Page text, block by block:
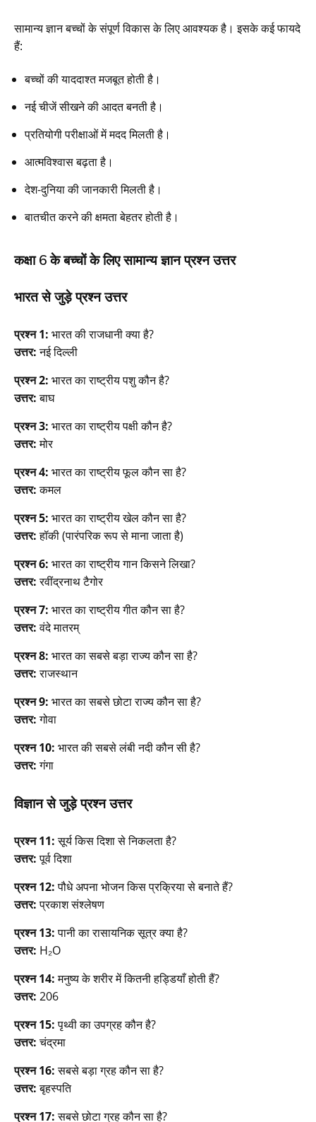
सामान्य ज्ञान बच्चों के संपूर्ण विकास के लिए आवश्यक है। इसके कई फायदे
हैं:
बच्चों की याददाश्त मजबूत होती है।
नई चीजें सीखने की आदत बनती है।
प्रतियोगी परीक्षाओं में मदद मिलती है।
आत्मविश्वास बढ़ता है।
देश-दुनिया की जानकारी मिलती है।
बातचीत करने की क्षमता बेहतर होती है।
कक्षा 6 के बच्चों के लिए सामान्य ज्ञान प्रश्न उत्तर
भारत से जुड़े प्रश्न उत्तर
प्रश्न 1: भारत की राजधानी क्या है?
उत्तर:नई दिल्ली
प्रश्न 2: भारत का राष्ट्रीय पशु कौन है?
उत्तर:बाघ
प्रश्न 3: भारत का राष्ट्रीय पक्षी कौन है?
उत्तर:मोर
प्रश्न 4: भारत का राष्ट्रीय फूल कौन सा है?
उत्तर:कमल
प्रश्न 5: भारत का राष्ट्रीय खेल कौन सा है?
उत्तर:हॉकी (पारंपरिक रूप से माना जाता है)
प्रश्न 6: भारत का राष्ट्रीय गान किसने लिखा?
उत्तर:रवींद्रनाथ टैगोर
प्रश्न 7: भारत का राष्ट्रीय गीत कौन सा है?
उत्तर:वंदे मातरम्
प्रश्न 8: भारत का सबसे बड़ा राज्य कौन सा है?
उत्तर:राजस्थान
प्रश्न 9: भारत का सबसे छोटा राज्य कौन सा है?
उत्तर:गोवा
प्रश्न 10: भारत की सबसे लंबी नदी कौन सी है?
उत्तर:गंगा
विज्ञान से जुड़े प्रश्न उत्तर
प्रश्न 11:सूर्य किस दिशा से निकलता है?
उत्तर:पूर्व दिशा
प्रश्न 12:पौधे अपना भोजन किस प्रक्रिया से बनाते हैं?
उत्तर:प्रकाश संश्लेषण
प्रश्न 13:पानी का रासायनिक सूत्र क्या है?
उत्तर: H₂O
प्रश्न 14:मनुष्य के शरीर में कितनी हड्डियाँ होती हैं?
उत्तर: 206
प्रश्न 15:पृथ्वी का उपग्रह कौन है?
उत्तर:चंद्रमा
प्रश्न 16:सबसे बड़ा ग्रह कौन सा है?
उत्तर:बृहस्पति
प्रश्न 17:सबसे छोटा ग्रह कौन सा है?